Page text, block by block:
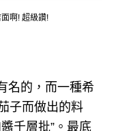
啊! 超級讚!
名的，而一種希
子而做出的料
千層批”。最底